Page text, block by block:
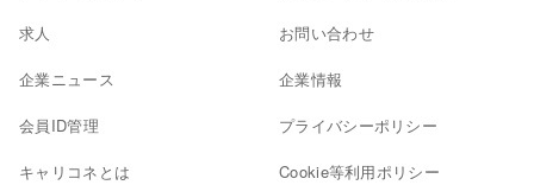
求人
企業ニュース
会員ID管理
キャリコネとは
お問い合わせ
企業情報
プライバシーポリシー
Cookie等利用ポリシー